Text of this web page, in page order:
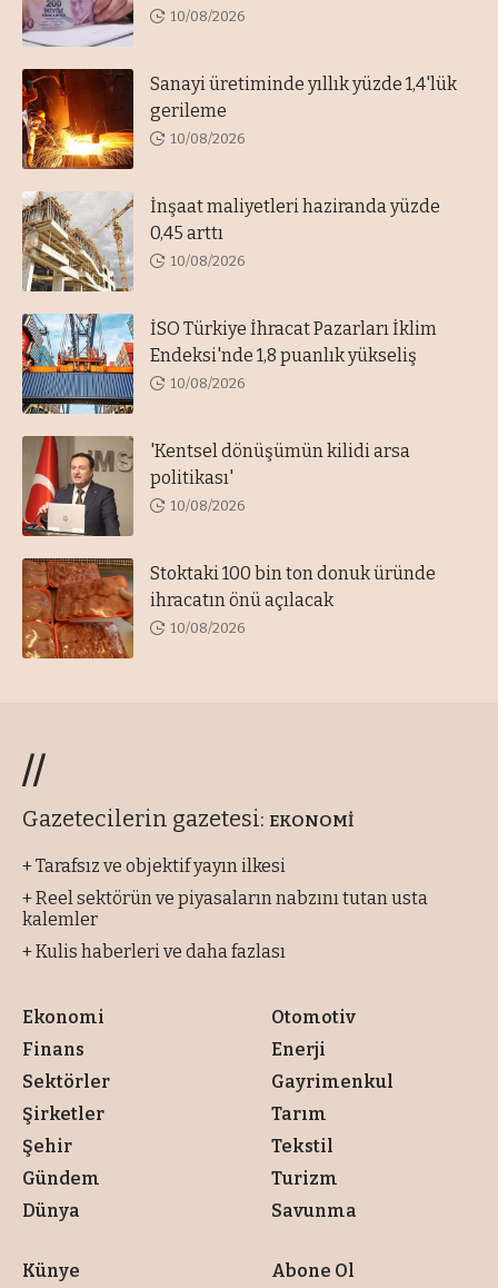
10/08/2026
Sanayi üretiminde yıllık yüzde 1,4'lük
gerileme
10/08/2026
İnşaat maliyetleri haziranda yüzde
0,45 arttı
10/08/2026
İSO Türkiye İhracat Pazarları İklim
Endeksi'nde 1,8 puanlık yükseliş
10/08/2026
'Kentsel dönüşümün kilidi arsa
politikası'
10/08/2026
Stoktaki 100 bin ton donuk üründe
ihracatın önü açılacak
10/08/2026
//
Gazetecilerin gazetesi: EKONOMİ
+ Tarafsız ve objektif yayın ilkesi
+ Reel sektörün ve piyasaların nabzını tutan usta
kalemler
+ Kulis haberleri ve daha fazlası
Ekonomi
Finans
Sektörler
Şirketler
Şehir
Gündem
Dünya
Otomotiv
Enerji
Gayrimenkul
Tarım
Tekstil
Turizm
Savunma
Künye Abone Ol